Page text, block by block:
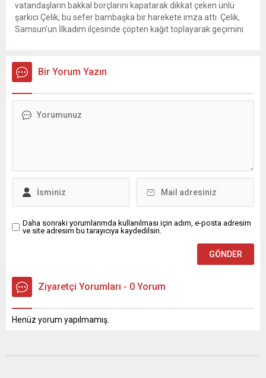
vatandaşların bakkal borçlarını kapatarak dikkat çeken ünlü
şarkıcı Çelik, bu sefer bambaşka bir harekete imza attı. Çelik,
Samsun’un İlkadım ilçesinde çöpten kağıt toplayarak geçimini
İlkadım ilçesinde çöpten kağıt toplayarak...
Bir Yorum Yazın
Daha sonraki yorumlarımda kullanılması için adım, e-posta adresim
ve site adresim bu tarayıcıya kaydedilsin.
Ziyaretçi Yorumları - 0 Yorum
Henüz yorum yapılmamış.